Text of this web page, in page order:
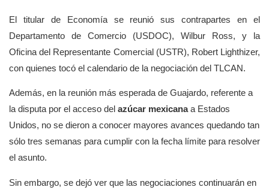
El titular de Economía se reunió sus contrapartes en el
Departamento de Comercio (USDOC), Wilbur Ross, y la
Oficina del Representante Comercial (USTR), Robert Lighthizer,
con quienes tocó el calendario de la negociación del TLCAN.
Además, en la reunión más esperada de Guajardo, referente a
la disputa por el acceso del azúcar mexicanaa Estados
Unidos, no se dieron a conocer mayores avances quedando tan
sólo tres semanas para cumplir con la fecha límite para resolver
el asunto.
Sin embargo, se dejó ver que las negociaciones continuarán en